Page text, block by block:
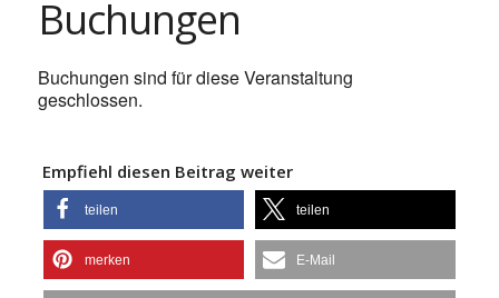
Buchungen
Buchungen sind für diese Veranstaltung
geschlossen.
Empfiehl diesen Beitrag weiter
teilen teilen
merken E-Mail